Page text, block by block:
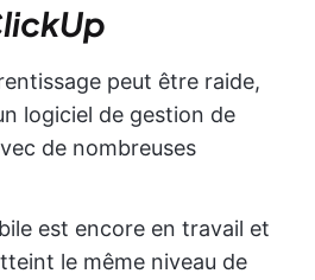
peut être raide,
logiciel de gestion de
de nombreuses
est encore en travail et
le même niveau de